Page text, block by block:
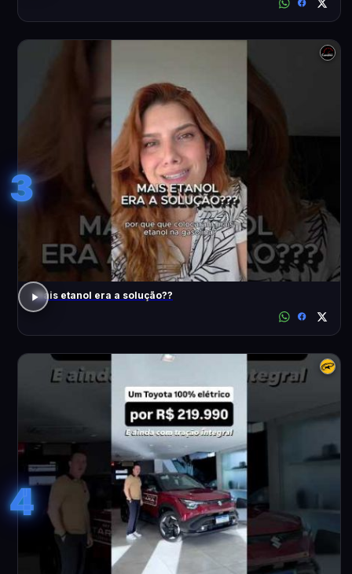
3
Mais etanol era a solução??
4